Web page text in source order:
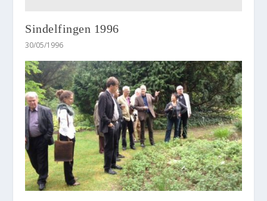
Sindelfingen 1996
30/05/1996